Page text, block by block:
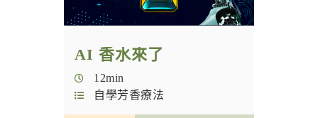
AI 香水來了
12min
自學芳香療法